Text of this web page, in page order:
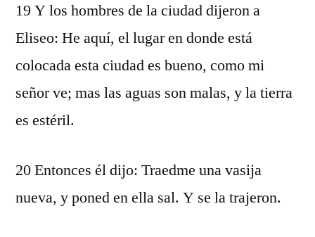
19 Y los hombres de la ciudad dijeron a
Eliseo: He aquí, el lugar en donde está
colocada esta ciudad es bueno, como mi
señor ve; mas las aguas son malas, y la tierra
es estéril.
20 Entonces él dijo: Traedme una vasija
nueva, y poned en ella sal. Y se la trajeron.